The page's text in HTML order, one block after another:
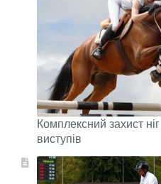
Комплексний захист
виступів